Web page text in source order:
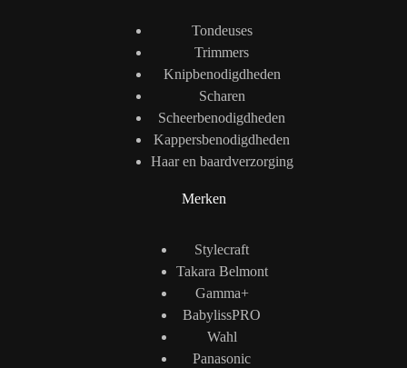
Tondeuses
Trimmers
Knipbenodigdheden
Scharen
Scheerbenodigdheden
Kappersbenodigdheden
Haar en baardverzorging
Merken
Stylecraft
Takara Belmont
Gamma+
BabylissPRO
Wahl
Panasonic